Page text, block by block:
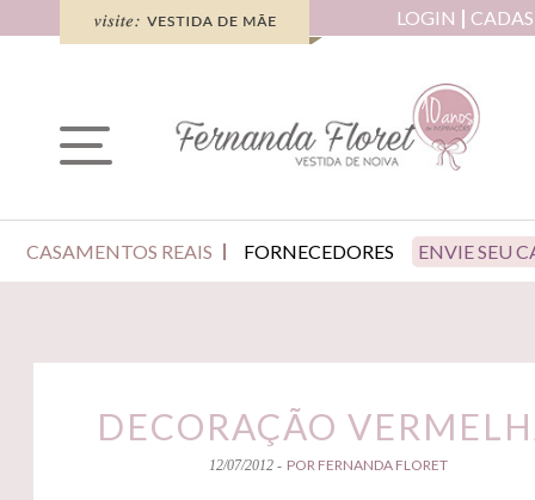
LOGIN
CASAMENTOS REAIS FORNECEDORES ENVIE SEU
DECORAÇÃO
12/07/2012 - POR FERNANDA FLORET